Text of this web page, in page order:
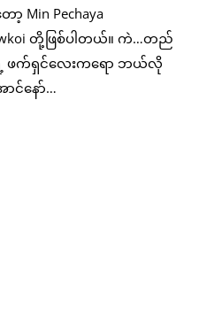
Min Pechaya
တို့ဖြစ်ပါတယ်။ ကဲ…တည်
ဖက်ရှင်လေးကရော ဘယ်လို
နော်…